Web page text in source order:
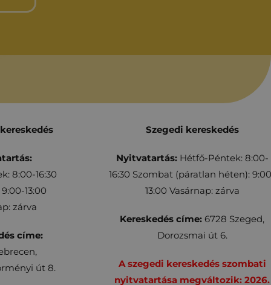
8:00-16:30
13:00
zárva
címe:
út 8.
Szegedi kereskedés
Nyitvatartás:Hétfő-Péntek: 8:00-
16:30 Szombat (páratlan héten):
13:00 Vasárnap: zárva
Kereskedés címe: 6728 Szeged,
Dorozsmai út 6.
A szegedi kereskedés szombati
nyitvatartása megváltozik: 2026.